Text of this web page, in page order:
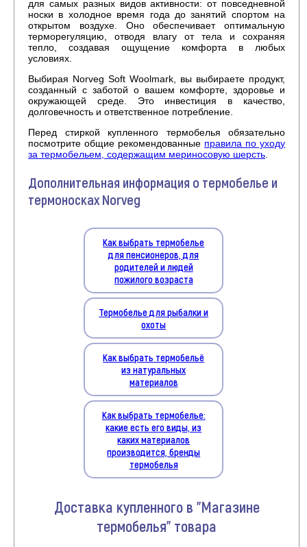
для самых разных видов активности: от повседневной
носки в холодное время года до занятий спортом на
открытом воздухе. Оно обеспечивает оптимальную
терморегуляцию, отводя влагу от тела и сохраняя
тепло, создавая ощущение комфорта в любых
условиях.
Выбирая Norveg Soft Woolmark, вы выбираете продукт,
созданный с заботой о вашем комфорте, здоровье и
окружающей среде. Это инвестиция в качество,
долговечность и ответственное потребление.
Перед стиркой купленного термобелья обязательно
посмотрите общие рекомендованные правила по уходу
за термобельем, содержащим мериносовую шерсть
Дополнительная информация о термобелье и
термоносках Norveg
Как выбрать термобелье
для пенсионеров, для
родителей и людей
пожилого возраста
Термобелье для рыбалки и
охоты
Как выбрать термобельё
из натуральных
материалов
Как выбрать термобелье:
какие есть его виды, из
каких материалов
производится, бренды
термобелья
Доставка купленного в "Магазине
термобелья" товара